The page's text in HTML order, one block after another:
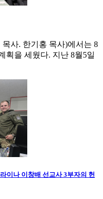
사. 한기홍 목사)에서는 8
획을 세웠다. 지난 8월5일
이나 이창배 선교사 3부자의 헌